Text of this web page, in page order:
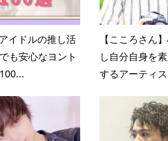
イドルの推し活
も安心なヨント
【こころさん
し自分自身を
するアーティ